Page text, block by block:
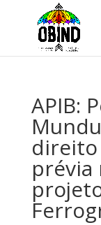
APIB:
prévia